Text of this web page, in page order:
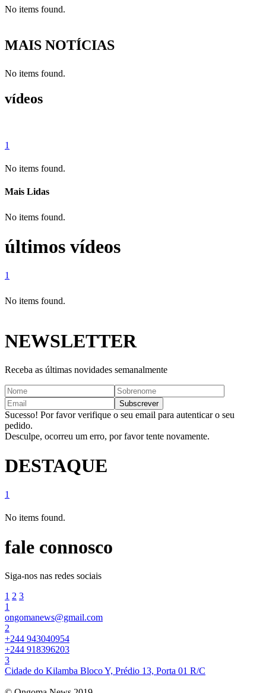
No items found.
MAIS NOTÍCIAS
No items found.
vídeos
1
No items found.
Mais Lidas
No items found.
últimos vídeos
1
No items found.
NEWSLETTER
Receba as últimas novidades semanalmente
Sucesso! Por favor verifique o seu email para autenticar o seu
pedido.
Desculpe, ocorreu um erro, por favor tente novamente.
DESTAQUE
1
No items found.
fale connosco
Siga-nos nas redes sociais
1 2 3
1
ongomanews@gmail.com
2
+244 943040954
+244 918396203
3
Cidade do Kilamba Bloco Y, Prédio 13, Porta 01 R/C